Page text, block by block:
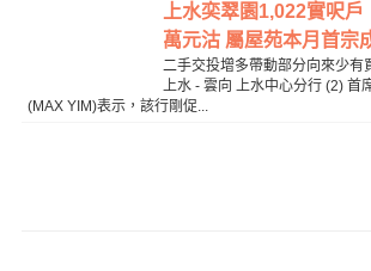
上水奕翠園1,022實呎
萬元沽 屬屋苑本月首宗
二手交投增多帶動部分向來少有
上水 - 雲向 上水中心分行 (2) 首
(MAX YIM)表示，該行剛促...